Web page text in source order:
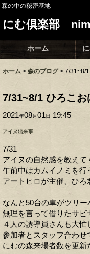
森の中の秘密基地
にむ倶楽部
ホーム
ホーム > 森のブログ > 7/31~8/
7/31~8/1 ひろこお
2021年08月01日 19:45
アイヌ出来事
7/31
アイヌの自然感を教え
午前中はカムイノミを行
アートヒロが主催、ひろ
なんと50台の車がツリ
無理を言って借りたサビ
４人の誘導員さんも大
参加者とスタッフ合わせ
にむの森来場者数を更新